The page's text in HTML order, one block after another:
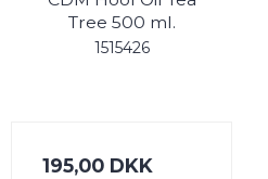
Tree 500 ml.
1515426
195,00 DKK